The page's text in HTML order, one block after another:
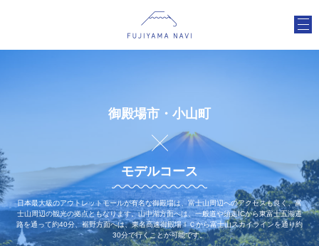
御殿場市・小山町
モデルコース
日本最大級のアウトレットモールが有名な御殿場は、富士山周辺へのアクセスも良く、富
士山周辺の観光の拠点ともなります。山中湖方面へは、一般道や須走ICから東富士五湖道
路を通って約40分、裾野方面へは、東名高速御殿場ＩＣから富士山スカイラインを通り約
30分で行くことが可能です。